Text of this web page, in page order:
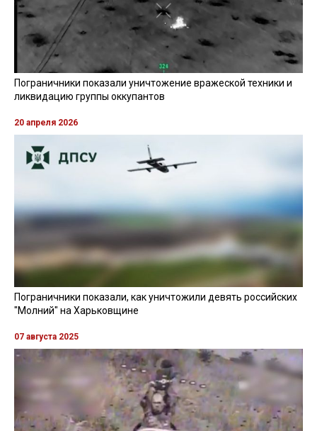
Пограничники показали уничтожение вражеской техники и
ликвидацию группы оккупантов
20 апреля 2026
Пограничники показали, как уничтожили девять российских
"Молний" на Харьковщине
07 августа 2025